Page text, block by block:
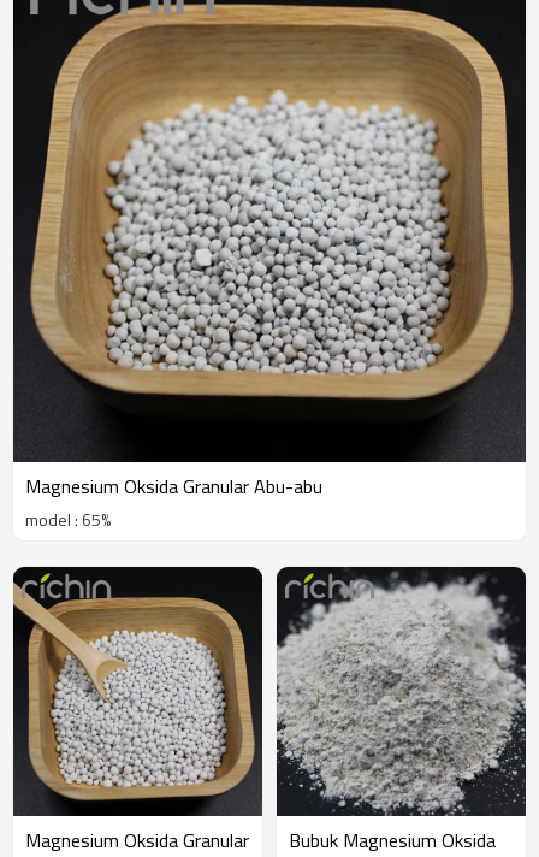
Magnesium Oksida Granular Abu-abu
model : 65%
Magnesium Oksida Granular
Bubuk Magnesium Oksida